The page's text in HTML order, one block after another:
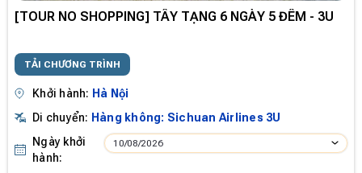
[TOUR NO SHOPPING] TÂY TẠNG 6 NGÀY 5 ĐÊM - 3U
TẢI CHƯƠNG TRÌNH
Khởi hành: Hà Nội
Di chuyển: Hàng không: Sichuan Airlines 3U
Ngày khởi
hành:
10/08/2026